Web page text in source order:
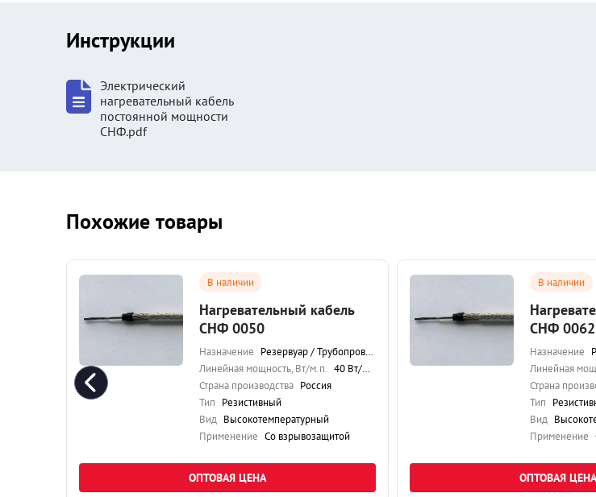
Инструкции
Электрический
нагревательный кабель
постоянной мощности
СНФ.pdf
Похожие товары
В наличии
Нагревательный кабель
СНФ 0050
Назначение Резервуар / Трубопровод
Линейная мощность, Вт/м.п. 40 Вт/м.п.
Страна производства Россия
Тип Резистивный
Вид Высокотемпературный
Применение Со взрывозащитой
ОПТОВАЯ ЦЕНА
В наличии
СНФ 0062
Назначение
Линейная
Страна
Тип
Вид
Применение
ОПТОВАЯ ЦЕНА